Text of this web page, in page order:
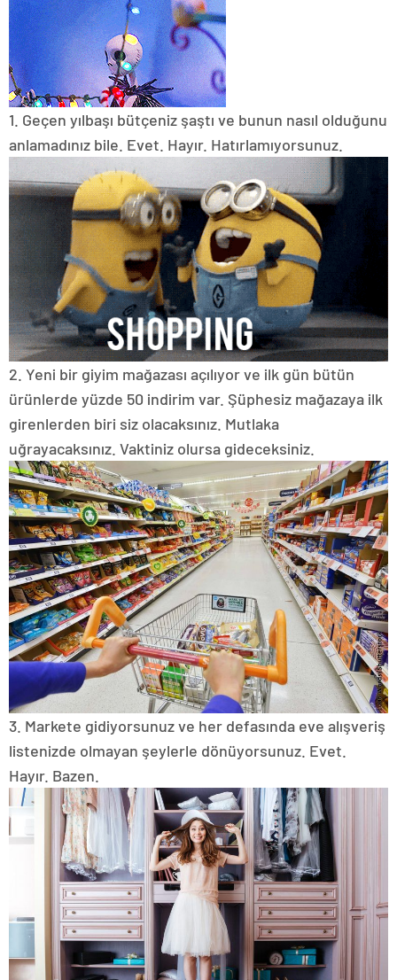
1. Geçen yılbaşı bütçeniz şaştı ve bunun nasıl olduğunu
anlamadınız bile. Evet. Hayır. Hatırlamıyorsunuz.
2. Yeni bir giyim mağazası açılıyor ve ilk gün bütün
ürünlerde yüzde 50 indirim var. Şüphesiz mağazaya ilk
girenlerden biri siz olacaksınız. Mutlaka
uğrayacaksınız. Vaktiniz olursa gideceksiniz.
3. Markete gidiyorsunuz ve her defasında eve alışveriş
listenizde olmayan şeylerle dönüyorsunuz. Evet.
Hayır. Bazen.